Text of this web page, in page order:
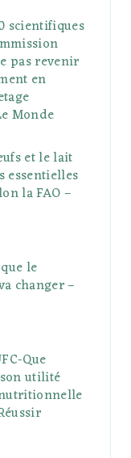
scientifiques
pas revenir
en
Monde
et le lait
essentielles
la FAO –
le
changer –
Que
utilité